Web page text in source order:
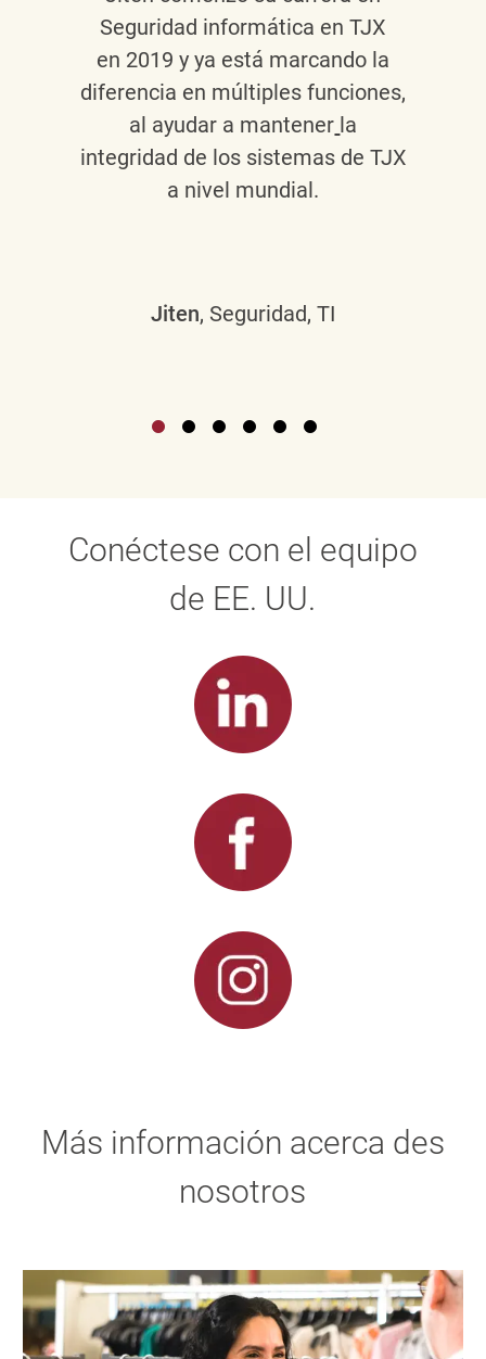
Seguridad informática en TJX
en 2019 y ya está marcando la
diferencia en múltiples funciones,
al ayudar a mantener la
integridad de los sistemas de TJX
a nivel mundial.
Jiten, Seguridad, TI
Conéctese con el equipo
de EE. UU.
Más información acerca des
nosotros